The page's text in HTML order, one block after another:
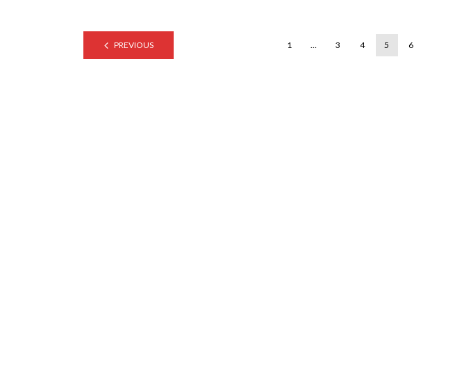
PREVIOUS 1 … 3 4 5 6